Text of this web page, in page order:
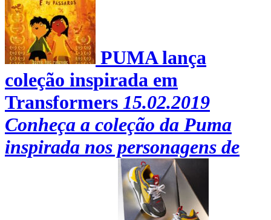
PUMA lança
coleção inspirada em
Transformers 15.02.2019
Conheça a coleção da Puma
inspirada nos personagens de